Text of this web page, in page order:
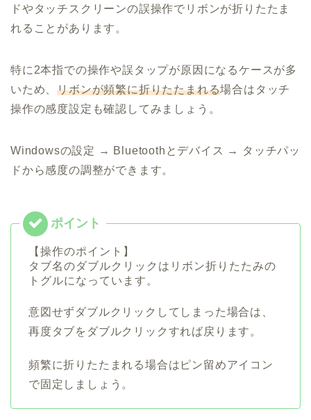
ドやタッチスクリーンの誤操作でリボンが折りたたま
れることがあります。
特に2本指での操作や誤タップが原因になるケースが多
いため、リボンが頻繁に折りたたまれる場合はタッチ
操作の感度設定も確認してみましょう。
Windowsの設定 → Bluetoothとデバイス → タッチパッ
ドから感度の調整ができます。
【操作のポイント】
タブ名のダブルクリックはリボン折りたたみの
トグルになっています。
意図せずダブルクリックしてしまった場合は、
再度タブをダブルクリックすれば戻ります。
頻繁に折りたたまれる場合はピン留めアイコン
で固定しましょう。